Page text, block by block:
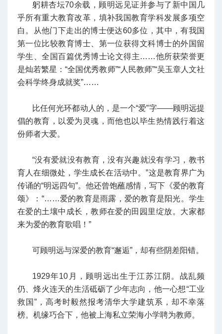
躬耕杏坛70余载，顾明远见证并参与了新中国几
乎所有重大教育改革，填补我国教育学科发展多项空
白。从他门下走出的博士便达60多位，其中，有我国
第一位比较教育博士、第一位获得文科博士的外国留
学生、全国百篇优秀博士论文得主……他所获荣誉更
是灿若繁星：“全国优秀教师”“人民教师”“吴玉章人文社
会科学终身成就奖”……
比任何光环都动人的，是一个“爱”字——顾明远提
倡的教育，以爱为灵魂，而他也以毕生热情践行着这
份师者大爱。
“没有爱就没有教育，没有兴趣就没有学习，教书
育人在细微处，学生成长在活动中。”这是教育界广为
传诵的“明远四句”。他还曾饱蘸感情，写下《爱的教育
颂》：“……爱的教育是雨露，爱的教育是阳光。学生
在爱的土壤中成长，教师在爱的田园里绽放。大家都
来为爱的教育歌唱！”
可顾明远与深爱的教育“邂逅”，却有些阴差阳错。
1929年10月，顾明远出生于江苏江阴。战乱频
仍、烽火连天的生活砥砺了少年志向，他一心想“工业
救国”，高考时毅然报考清华大学建筑系，却不幸落
榜。机缘巧合下，他被上海私立荣海小学聘为教师。